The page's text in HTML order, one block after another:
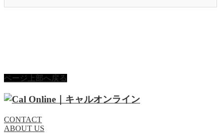
ページ上部へ戻る
CONTACT
ABOUT US